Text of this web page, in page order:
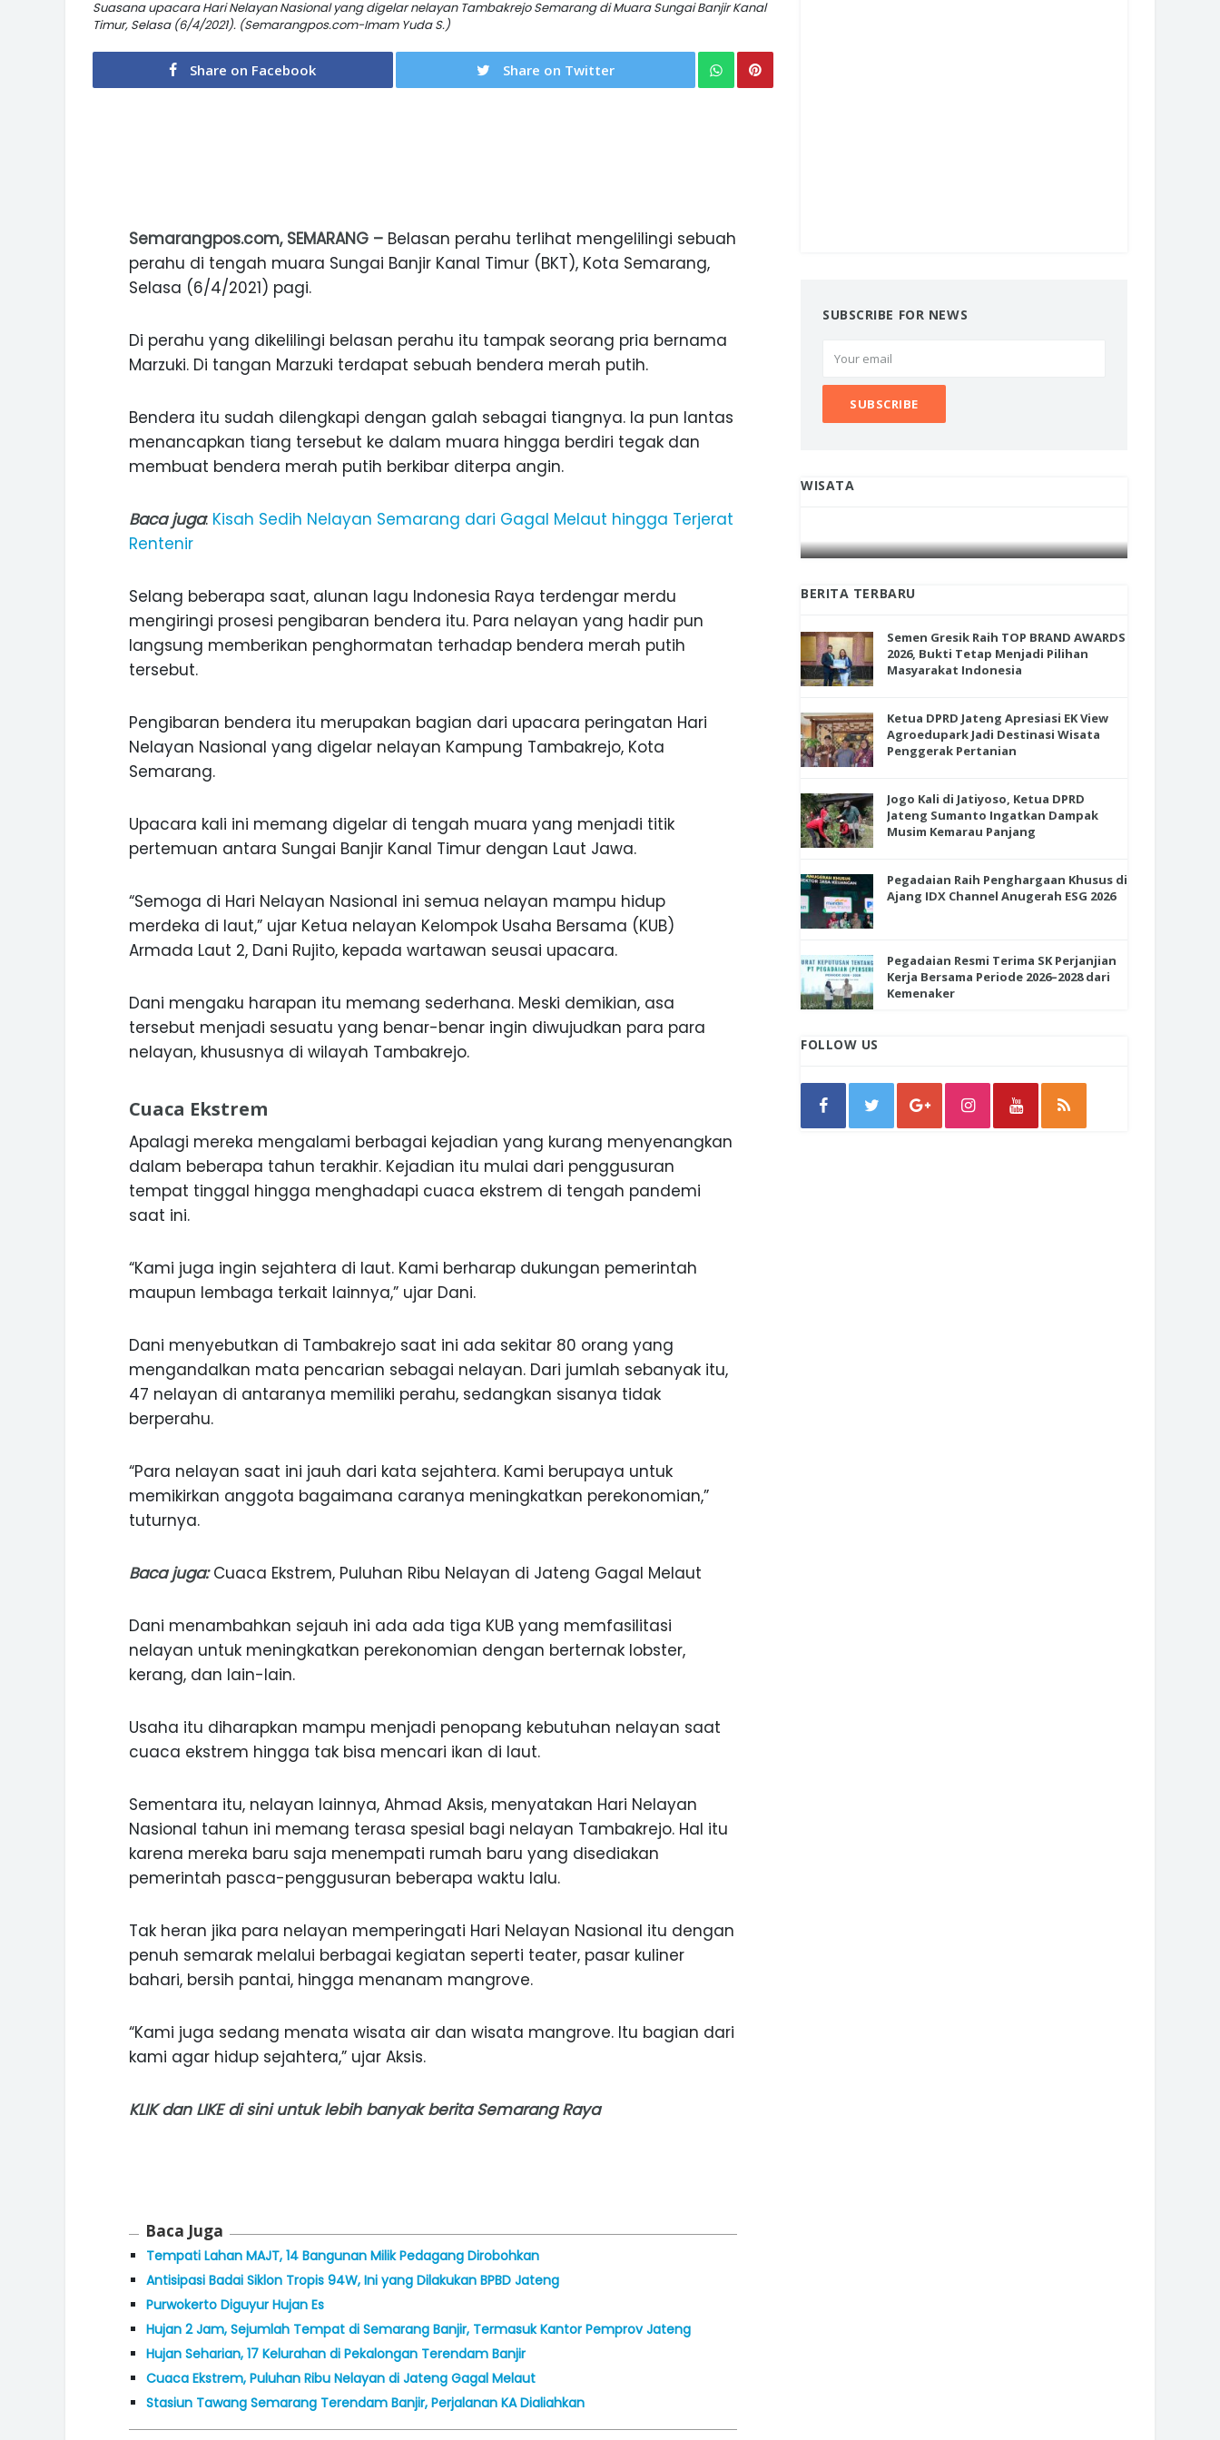
Suasana upacara Hari Nelayan Nasional yang digelar nelayan Tambakrejo Semarang di Muara Sungai Banjir Kanal
Timur, Selasa (6/4/2021). (Semarangpos.com-Imam Yuda S.)
Share on Facebook Share on Twitter
Semarangpos.com, SEMARANG – Belasan perahu terlihat mengelilingi sebuah
perahu di tengah muara Sungai Banjir Kanal Timur (BKT), Kota Semarang,
Selasa (6/4/2021) pagi.
Di perahu yang dikelilingi belasan perahu itu tampak seorang pria bernama
Marzuki. Di tangan Marzuki terdapat sebuah bendera merah putih.
Bendera itu sudah dilengkapi dengan galah sebagai tiangnya. Ia pun lantas
menancapkan tiang tersebut ke dalam muara hingga berdiri tegak dan
membuat bendera merah putih berkibar diterpa angin.
Baca juga: Kisah Sedih Nelayan Semarang dari Gagal Melaut hingga Terjerat
Rentenir
Selang beberapa saat, alunan lagu Indonesia Raya terdengar merdu
mengiringi prosesi pengibaran bendera itu. Para nelayan yang hadir pun
langsung memberikan penghormatan terhadap bendera merah putih
tersebut.
Pengibaran bendera itu merupakan bagian dari upacara peringatan Hari
Nelayan Nasional yang digelar nelayan Kampung Tambakrejo, Kota
Semarang.
Upacara kali ini memang digelar di tengah muara yang menjadi titik
pertemuan antara Sungai Banjir Kanal Timur dengan Laut Jawa.
“Semoga di Hari Nelayan Nasional ini semua nelayan mampu hidup
merdeka di laut,” ujar Ketua nelayan Kelompok Usaha Bersama (KUB)
Armada Laut 2, Dani Rujito, kepada wartawan seusai upacara.
Dani mengaku harapan itu memang sederhana. Meski demikian, asa
tersebut menjadi sesuatu yang benar-benar ingin diwujudkan para para
nelayan, khususnya di wilayah Tambakrejo.
Cuaca Ekstrem
Apalagi mereka mengalami berbagai kejadian yang kurang menyenangkan
dalam beberapa tahun terakhir. Kejadian itu mulai dari penggusuran
tempat tinggal hingga menghadapi cuaca ekstrem di tengah pandemi
saat ini.
“Kami juga ingin sejahtera di laut. Kami berharap dukungan pemerintah
maupun lembaga terkait lainnya,” ujar Dani.
Dani menyebutkan di Tambakrejo saat ini ada sekitar 80 orang yang
mengandalkan mata pencarian sebagai nelayan. Dari jumlah sebanyak itu,
47 nelayan di antaranya memiliki perahu, sedangkan sisanya tidak
berperahu.
“Para nelayan saat ini jauh dari kata sejahtera. Kami berupaya untuk
memikirkan anggota bagaimana caranya meningkatkan perekonomian,”
tuturnya.
Baca juga: Cuaca Ekstrem, Puluhan Ribu Nelayan di Jateng Gagal Melaut
Dani menambahkan sejauh ini ada ada tiga KUB yang memfasilitasi
nelayan untuk meningkatkan perekonomian dengan berternak lobster,
kerang, dan lain-lain.
Usaha itu diharapkan mampu menjadi penopang kebutuhan nelayan saat
cuaca ekstrem hingga tak bisa mencari ikan di laut.
Sementara itu, nelayan lainnya, Ahmad Aksis, menyatakan Hari Nelayan
Nasional tahun ini memang terasa spesial bagi nelayan Tambakrejo. Hal itu
karena mereka baru saja menempati rumah baru yang disediakan
pemerintah pasca-penggusuran beberapa waktu lalu.
Tak heran jika para nelayan memperingati Hari Nelayan Nasional itu dengan
penuh semarak melalui berbagai kegiatan seperti teater, pasar kuliner
bahari, bersih pantai, hingga menanam mangrove.
“Kami juga sedang menata wisata air dan wisata mangrove. Itu bagian dari
kami agar hidup sejahtera,” ujar Aksis.
KLIKdan LIKEdi sini untuk lebih banyak berita Semarang Raya
Baca Juga
Tempati Lahan MAJT, 14 Bangunan Milik Pedagang Dirobohkan
Antisipasi Badai Siklon Tropis 94W, Ini yang Dilakukan BPBD Jateng
Purwokerto Diguyur Hujan Es
Hujan 2 Jam, Sejumlah Tempat di Semarang Banjir, Termasuk Kantor Pemprov Jateng
Hujan Seharian, 17 Kelurahan di Pekalongan Terendam Banjir
Cuaca Ekstrem, Puluhan Ribu Nelayan di Jateng Gagal Melaut
Stasiun Tawang Semarang Terendam Banjir, Perjalanan KA Dialiahkan
SUBSCRIBE FOR NEWS
WISATA
INI CARA UMAT KRISTIANI SALATIGA
JAGA KERUKUNAN SAMBUT NATAL
INI CARA UMAT KRISTIANI SALATIGA
JAGA KERUKUNAN SAMBUT NATAL
BERITA TERBARU
Semen Gresik Raih TOP BRAND AWARDS
2026, Bukti Tetap Menjadi Pilihan
Masyarakat Indonesia
Ketua DPRD Jateng Apresiasi EK View
Agroedupark Jadi Destinasi Wisata
Penggerak Pertanian
Jogo Kali di Jatiyoso, Ketua DPRD
Jateng Sumanto Ingatkan Dampak
Musim Kemarau Panjang
Pegadaian Raih Penghargaan Khusus di
Ajang IDX Channel Anugerah ESG 2026
Pegadaian Resmi Terima SK Perjanjian
Kerja Bersama Periode 2026–2028 dari
Kemenaker
FOLLOW US